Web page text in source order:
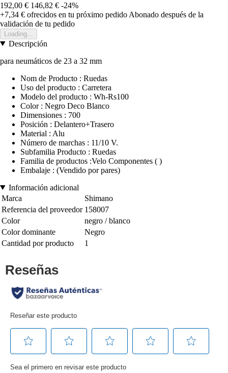
192,00 € 146,82 € -24%
+7,34 € ofrecidos en tu próximo pedido Abonado después de la
validación de tu pedido
Loading...
Descripción
para neumáticos de 23 a 32 mm
Nom de Producto : Ruedas
Uso del producto : Carretera
Modelo del producto : Wh-Rs100
Color : Negro Deco Blanco
Dimensiones : 700
Posición : Delantero+Trasero
Material : Alu
Número de marchas : 11/10 V.
Subfamilia Producto : Ruedas
Familia de productos :Velo Componentes ( )
Embalaje : (Vendido por pares)
Información adicional
Marca
Shimano
Referencia del proveedor 158007
Color
negro / blanco
Color dominante
Negro
Cantidad por producto
1